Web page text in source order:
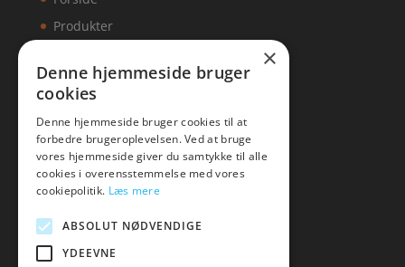
Produkter
Artikler
Malawigruppen
Mail:hej@malawigruppen.dk
×
Denne hjemmeside bruger
cookies
Denne hjemmeside bruger cookies til at
forbedre brugeroplevelsen. Ved at bruge
vores hjemmeside giver du samtykke til alle
cookies i overensstemmelse med vores
cookiepolitik. Læs mere
ABSOLUT NØDVENDIGE
YDEEVNE